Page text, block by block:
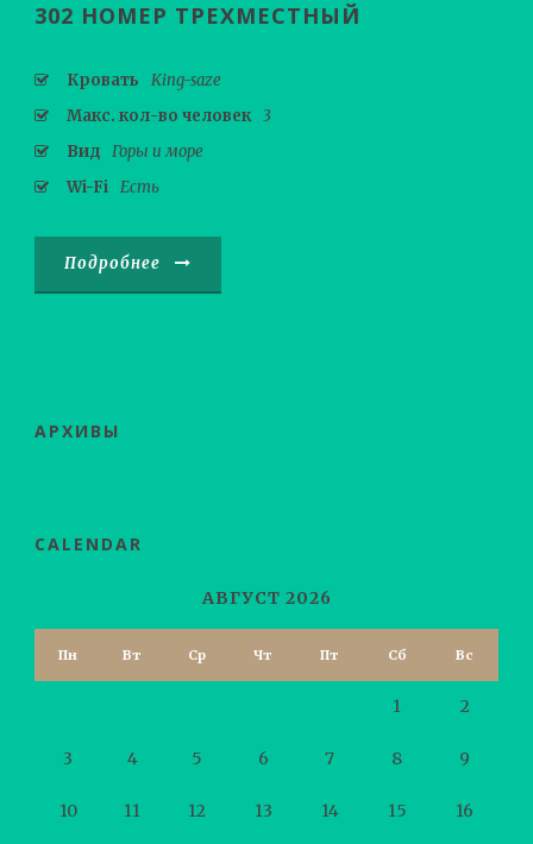
302 НОМЕР ТРЕХМЕСТНЫЙ
Кровать
King-saze
Макс. кол-во человек 3
Вид Горы и море
Wi-Fi Есть
Подробнее
АРХИВЫ
CALENDAR
АВГУСТ 2026
Пн Вт Ср Чт Пт Сб Вс
1 2
3 4 5 6 7 8 9
10 11 12 13 14 15 16